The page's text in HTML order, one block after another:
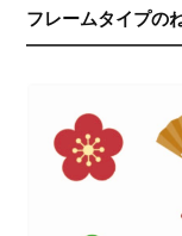
フレームタイプの